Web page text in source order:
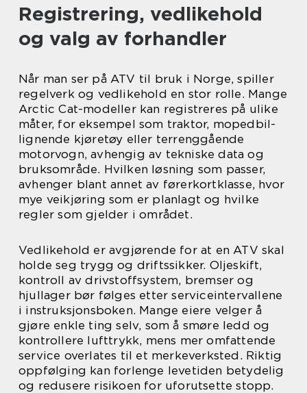
Registrering, vedlikehold
og valg av forhandler
Når man ser på ATV til bruk i Norge, spiller
regelverk og vedlikehold en stor rolle. Mange
Arctic Cat-modeller kan registreres på ulike
måter, for eksempel som traktor, mopedbil-
lignende kjøretøy eller terrenggående
motorvogn, avhengig av tekniske data og
bruksområde. Hvilken løsning som passer,
avhenger blant annet av førerkortklasse, hvor
mye veikjøring som er planlagt og hvilke
regler som gjelder i området.
Vedlikehold er avgjørende for at en ATV skal
holde seg trygg og driftssikker. Oljeskift,
kontroll av drivstoffsystem, bremser og
hjullager bør følges etter serviceintervallene
i instruksjonsboken. Mange eiere velger å
gjøre enkle ting selv, som å smøre ledd og
kontrollere lufttrykk, mens mer omfattende
service overlates til et merkeverksted. Riktig
oppfølging kan forlenge levetiden betydelig
og redusere risikoen for uforutsette stopp.